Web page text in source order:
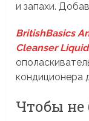
и запахи.
BritishBasics
Cleanser
кондиционера
Чтобы не